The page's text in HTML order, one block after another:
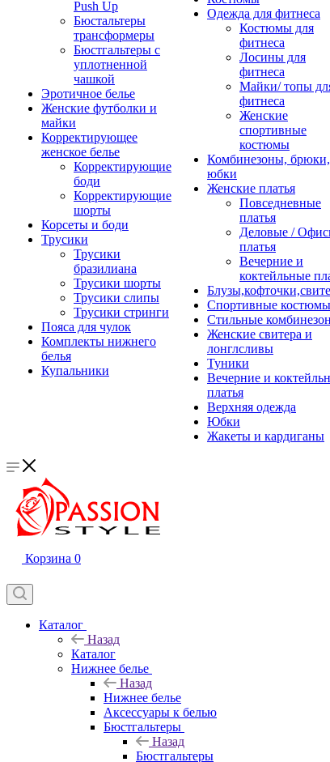
Push Up
Бюстальтеры
трансформеры
Бюстгальтеры с
уплотненной
чашкой
Эротичное белье
Женские футболки и
майки
Корректирующее
женское белье
Корректирующие
боди
Корректирующие
шорты
Корсеты и боди
Трусики
Трусики
бразилиана
Трусики шорты
Трусики слипы
Трусики стринги
Пояса для чулок
Комплекты нижнего
белья
Купальники
Одежда для фитнеса
Костюмы для
фитнеса
Лосины для
фитнеса
Майки/ топы
фитнеса
Женские
спортивные
костюмы
Комбинезоны, брюки,
юбки
Женские платья
Повседневные
платья
Деловые /
платья
Вечерние и
коктейльные
Спортивные костюмы
Стильные
Женские свитера и
лонглсливы
Туники
Вечерние и
платья
Верхняя одежда
Юбки
Жакеты и кардиганы
Корзина 0
Каталог
Назад
Каталог
Нижнее белье
Назад
Нижнее белье
Аксессуары к белью
Бюстгальтеры
Назад
Бюстгальтеры